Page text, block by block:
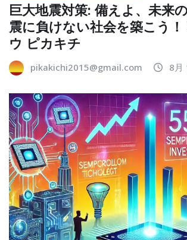
巨大地震対策: 備えよ、未来
震に負けない社会を築こう！
ウ ピカキチ
pikakichi2015@gmail.com 8月